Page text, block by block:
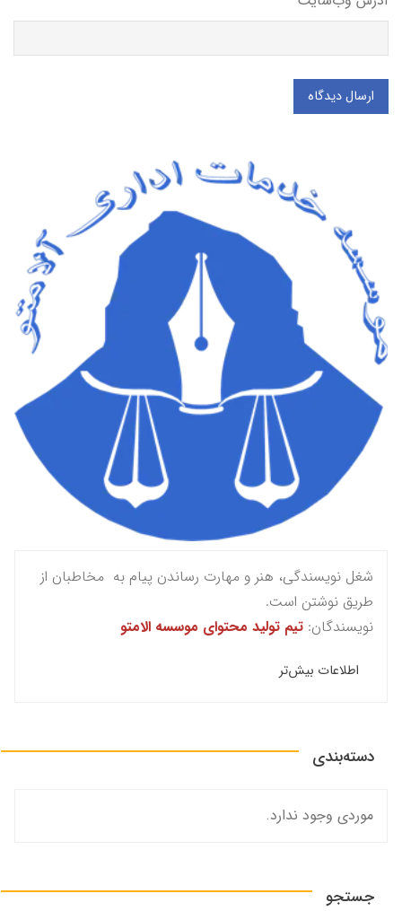
ارسال دیدگاه
شغل نویسندگی، هنر و مهارت رساندن پیام به مخاطبان از
طریق نوشتن است.
نویسندگان: تیم تولید محتوای موسسه الامتو
اطلاعات بیش‌تر
دسته‌بندی
موردی وجود ندارد.
جستجو